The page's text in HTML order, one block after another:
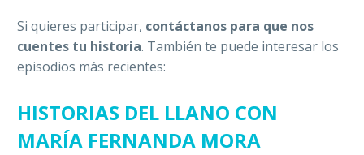
Si quieres participar, contáctanos para que nos
cuentes tu historia. También te puede interesar los
episodios más recientes:
HISTORIAS DEL LLANO CON
MARÍA FERNANDA MORA